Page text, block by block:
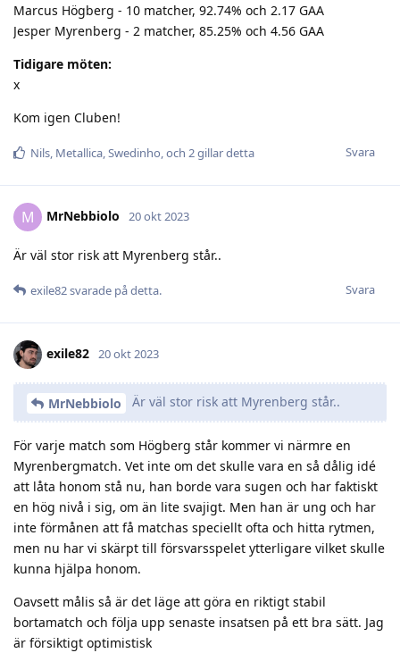
Marcus Högberg - 10 matcher, 92.74% och 2.17 GAA
Jesper Myrenberg - 2 matcher, 85.25% och 4.56 GAA
Tidigare möten:
x
Kom igen Cluben!
Svara
Nils, Metallica,Swedinho, och 2gillar detta
M MrNebbiolo 20 okt 2023
Är väl stor risk att Myrenberg står..
Svara
exile82svarade på detta.
exile82 20 okt 2023
MrNebbiolo Är väl stor risk att Myrenberg står..
För varje match som Högberg står kommer vi närmre en
Myrenbergmatch. Vet inte om det skulle vara en så dålig idé
att låta honom stå nu, han borde vara sugen och har faktiskt
en hög nivå i sig, om än lite svajigt. Men han är ung och har
inte förmånen att få matchas speciellt ofta och hitta rytmen,
men nu har vi skärpt till försvarsspelet ytterligare vilket skulle
kunna hjälpa honom.
Oavsett målis så är det läge att göra en riktigt stabil
bortamatch och följa upp senaste insatsen på ett bra sätt. Jag
är försiktigt optimistisk